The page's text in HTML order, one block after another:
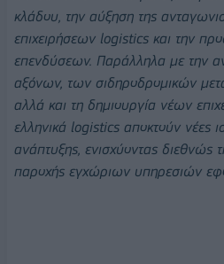
κλάδου, την αύξηση της
επιχειρήσεων logistics και την
επενδύσεων. Παράλληλα με την
αξόνων, των σιδηροδρομικών
αλλά και τη δημιουργία νέων
ελληνικά logistics αποκτούν νέες
ανάπτυξης, ενισχύοντας διεθνώς
παροχής εγχώριων υπηρεσιών